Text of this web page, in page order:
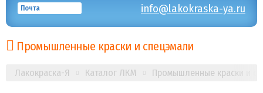
Почта info@lakokraska-ya.ru
Промышленные краски и спецэмали
Лакокраска-Я Каталог ЛКМ Промышленные краски и